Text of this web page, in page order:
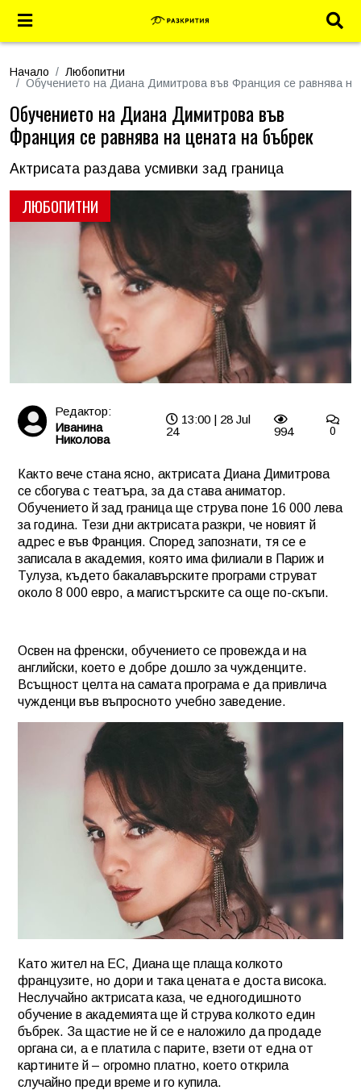
Начало
Любопитни
Обучението на Диана Димитрова във Франция се равнява
ЛЮБОПИТНИ
Обучението на Диана Димитрова във
Франция се равнява на цената на бъбрек
Актрисата раздава усмивки зад граница
Редактор:
Иванина
Николова
13:00 | 28 Jul
24
994 0
Както вече стана ясно, актрисата Диана Димитрова
се сбогува с театъра, за да става аниматор.
Обучението й зад граница ще струва поне 16 000 лева
за година. Тези дни актрисата разкри, че новият й
адрес е във Франция. Според запознати, тя се е
записала в академия, която има филиали в Париж и
Тулуза, където бакалавърските програми струват
около 8 000 евро, а магистърските са още по-скъпи.
Освен на френски, обучението се провежда и на
английски, което е добре дошло за чужденците.
Всъщност целта на самата програма е да привлича
чужденци във въпросното учебно заведение.
Като жител на ЕС, Диана ще плаща колкото
французите, но дори и така цената е доста висока.
Неслучайно актрисата каза, че едногодишното
обучение в академията ще й струва колкото един
бъбрек. За щастие не й се е наложило да продаде
органа си, а е платила с парите, взети от една от
картините й – огромно платно, което открила
случайно преди време и го купила.